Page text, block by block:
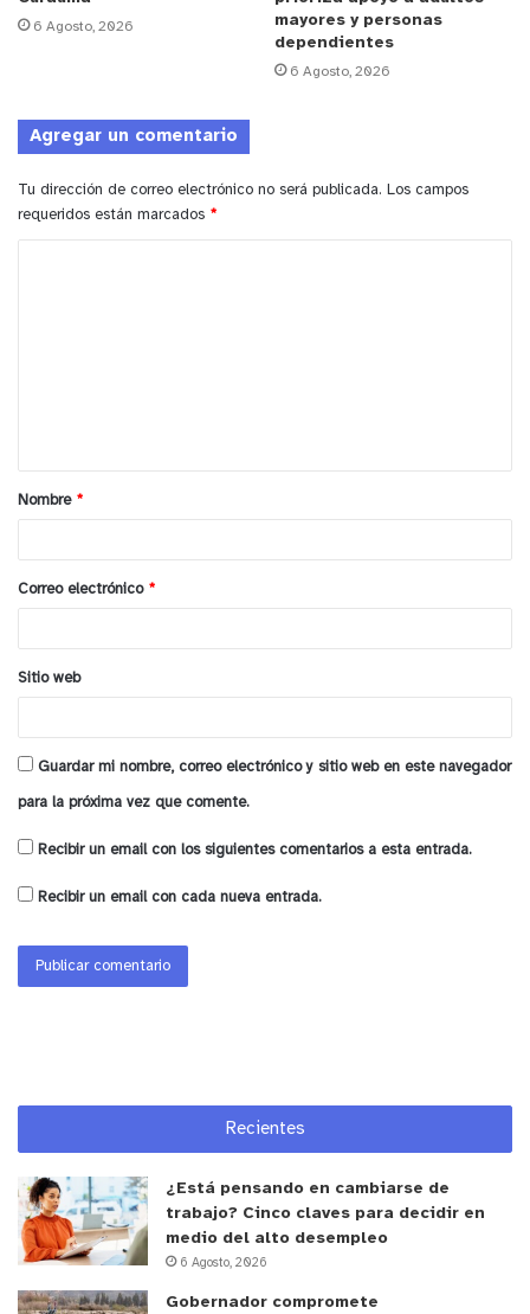
6 Agosto, 2026
mayores y personas
dependientes
6 Agosto, 2026
Agregar un comentario
Tu dirección de correo electrónico no será publicada. Los campos
requeridos están marcados *
a
r
*
Nombre *
Correo electrónico *
Sitio web
Guardar mi nombre, correo electrónico y sitio web en este navegador
para la próxima vez que comente.
Recibir un email con los siguientes comentarios a esta entrada.
Recibir un email con cada nueva entrada.
Recientes
¿Está pensando en cambiarse de
trabajo? Cinco claves para decidir en
medio del alto desempleo
6 Agosto, 2026
Gobernador compromete